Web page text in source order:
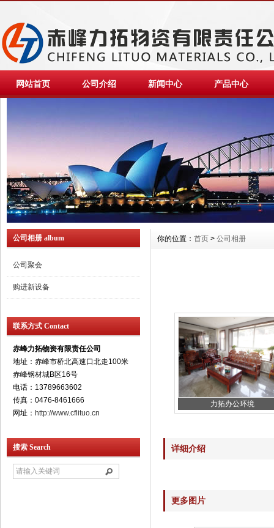
网站首页 公司介绍 新闻中心 产品中心
公司相册 album
公司聚会
购进新设备
联系方式 Contact
赤峰力拓物资有限责任公司
地址：赤峰市桥北高速口北走100米
赤峰钢材城B区16号
电话：13789663602
传真：0476-8461666
网址： http://www.cflituo.cn
搜索 Search
你的位置： 首页 > 公司相册
力拓办公环境
详细介绍
更多图片